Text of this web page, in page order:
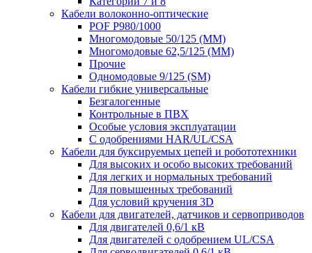
Кабели волоконно-оптические
POF P980/1000
Многомодовые 50/125 (ММ)
Многомодовые 62,5/125 (ММ)
Прочие
Одномодовые 9/125 (SM)
Кабели гибкие универсальные
Безгалогенные
Контрольные в ПВХ
Особые условия эксплуатации
С одобрениями HAR/UL/CSA
Кабели для буксируемых цепей и робототехники
Для высоких и особо высоких требований
Для легких и нормальных требований
Для повышенных требований
Для условий кручения 3D
Кабели для двигателей, датчиков и сервоприводов
Для двигателей 0,6/1 кВ
Для двигателей с одобрением UL/CSA